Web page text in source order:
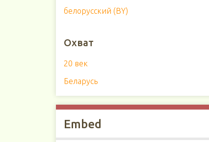
белорусский (BY)
Охват
20 век
Беларусь
Embed